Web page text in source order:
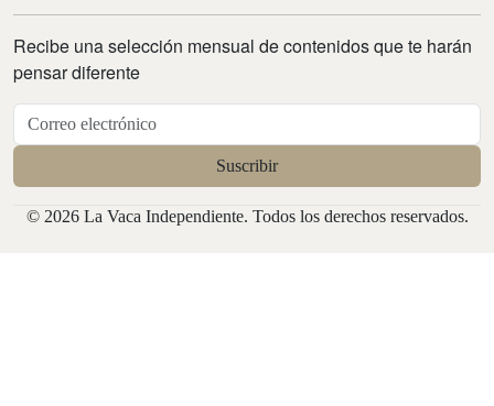
Recibe una selección mensual de contenidos que te harán
pensar diferente
© 2026 La Vaca Independiente. Todos los derechos reservados.